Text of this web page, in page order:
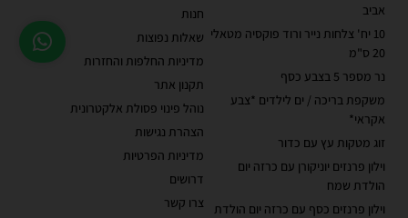
אביב
10 יח' צלחות נייר ורוד פוקסיה מטאלי
20 ס"מ
נר מספר 5 בצבע כסף
משקפת בריכה / ים לילדים *צבע
אקראי*
זוג מטקות עץ עם כדור
וילון פרנזים יוניקורן עם כרזה יום
הולדת שמח
וילון פרנזים כסף עם כרזה יום הולדת
חנות
שאלות נפוצות
מדיניות החלפות והחזרות
תקנון אתר
נוהל פינוי פסולת אלקטרונית
הצהרת נגישות
מדיניות הפרטיות
דרושים
צרו קשר